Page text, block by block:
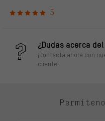
5
¿Dudas acerca
¡Contacta ahora con
cliente!